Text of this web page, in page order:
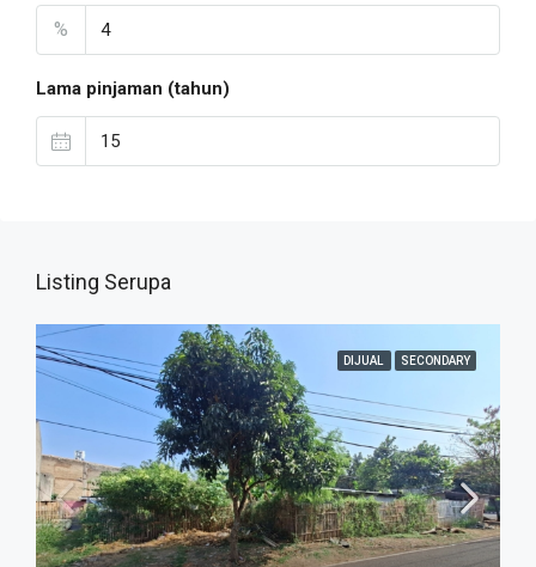
%
Lama pinjaman (tahun)
Listing Serupa
DIJUAL SECONDARY